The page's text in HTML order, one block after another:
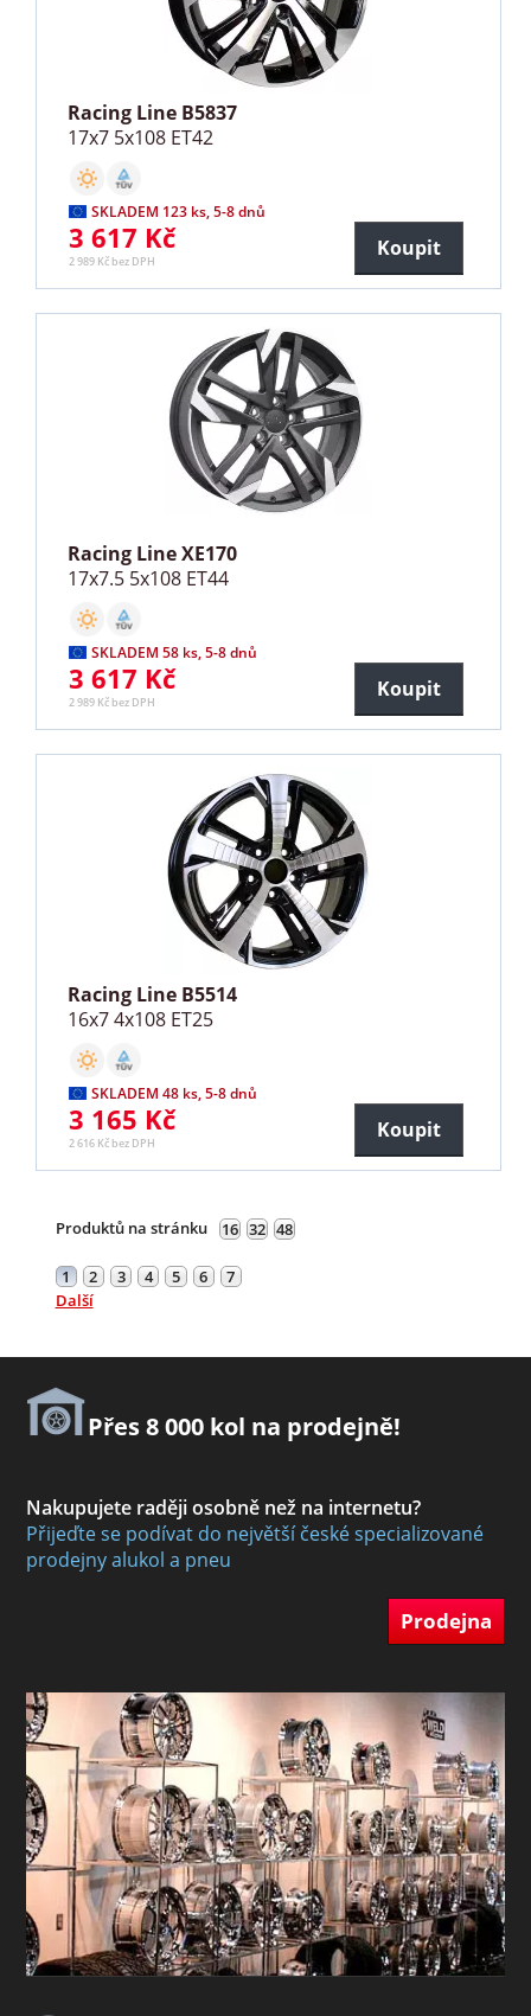
Racing Line B5837
17x7 5x108 ET42
SKLADEM 123 ks, 5-8 dnů
3 617 Kč
2 989 Kč bez DPH
Koupit
Racing Line XE170
17x7.5 5x108 ET44
SKLADEM 58 ks, 5-8 dnů
3 617 Kč
2 989 Kč bez DPH
Koupit
Racing Line B5514
16x7 4x108 ET25
SKLADEM 48 ks, 5-8 dnů
3 165 Kč
2 616 Kč bez DPH
Koupit
Produktů na stránku 16 32 48
1 2 3 4 5 6
7
Další
Přes 8 000 kol na prodejně!
Nakupujete raději osobně než na internetu?
Přijeďte se podívat do největší české specializované
prodejny alukol a pneu
Prodejna